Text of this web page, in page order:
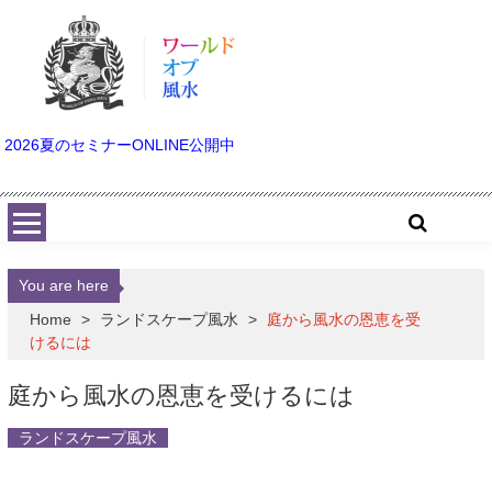
2026夏のセミナーONLINE公開中
You are here
Home
> ランドスケープ風水 >
庭から風水の恩恵を受
けるには
庭から風水の恩恵を受けるには
ランドスケープ風水